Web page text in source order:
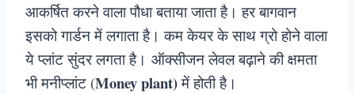
आकर्षित करने वाला पौधा बताया जाता है। हर बागवान
इसको गार्डन में लगाता है। कम केयर के साथ ग्रो होने वाला
ये प्लांट सुंदर लगता है। ऑक्सीजन लेवल बढ़ाने की क्षमता
भी मनीप्लांट (Money plant)में होती है।